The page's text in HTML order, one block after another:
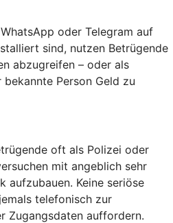
oder Telegram auf
sind, nutzen Betrügende
abzugreifen – oder als
Person Geld zu
oft als Polizei oder
mit angeblich sehr
aufzubauen. Keine seriöse
telefonisch zur
Zugangsdaten auffordern.